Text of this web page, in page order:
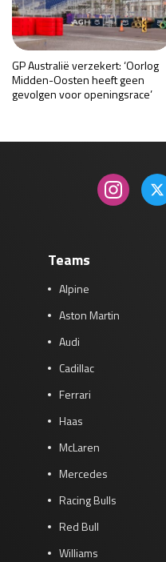
GP Australië verzekert: ‘Oorlog
Midden-Oosten heeft geen
gevolgen voor openingsrace’
Teams
Alpine
Aston Martin
Audi
Cadillac
Ferrari
Haas
McLaren
Mercedes
Racing Bulls
Red Bull
Williams